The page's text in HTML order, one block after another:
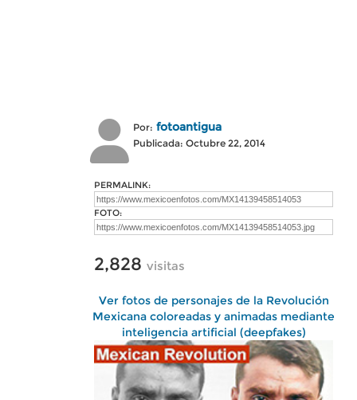
Por: fotoantigua
Publicada: Octubre 22, 2014
PERMALINK:
FOTO:
2,828 visitas
Ver fotos de personajes de la Revolución
Mexicana coloreadas y animadas mediante
inteligencia artificial (deepfakes)